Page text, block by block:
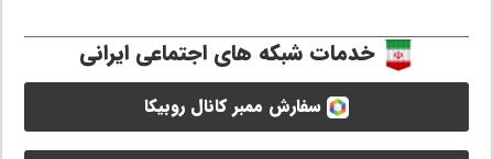
خدمات شبکه های اجتماعی ایرانی
سفارش ممبر کانال روبیکا